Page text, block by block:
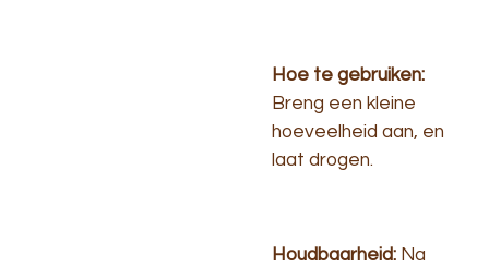
Hoe te gebruiken:
Breng een kleine
hoeveelheid aan, en
laat drogen.
Houdbaarheid: Na